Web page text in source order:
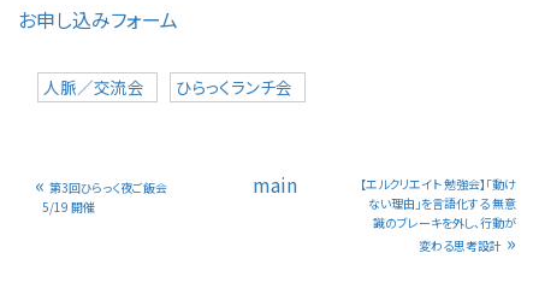
お申し込みフォーム
人脈／交流会 ひらっくランチ会
« 第3回ひらっく夜ご飯会
5/19 開催
main
【エルクリエイト 勉強会】「動け
ない理由」を言語化する 無意
識のブレーキを外し、行動が
変わる思考設計»